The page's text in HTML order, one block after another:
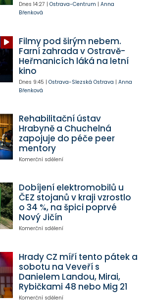
Dnes 14:27 | Ostrava-Centrum | Anna
Břenková
Filmy pod širým nebem.
Farní zahrada v Ostravě-
Heřmanicích láká na letní
kino
Dnes 9:45 | Ostrava-Slezská Ostrava | Anna
Břenková
Rehabilitační ústav
Hrabyně a Chuchelná
zapojuje do péče peer
mentory
Komerční sdělení
Dobíjení elektromobilů u
ČEZ stojanů v kraji vzrostlo
o 34 %, na špici poprvé
Nový Jičín
Komerční sdělení
Hrady CZ míří tento pátek a
sobotu na Veveří s
Danielem Landou, Mirai,
Rybičkami 48 nebo Mig 21
Komerční sdělení